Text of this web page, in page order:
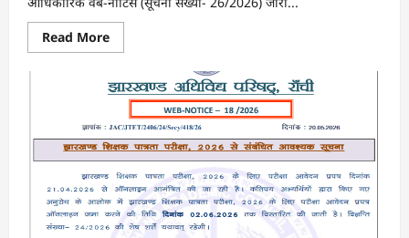
Read MoreRead
more
नेतरहाट
की
पर
संचालित
आवासीय
विद्यालयों
और
इंदिरा
गांधी
बालिका
विद्यालय,